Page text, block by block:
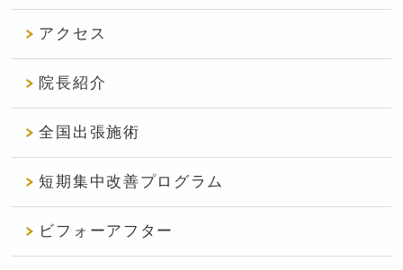
アクセス
院長紹介
全国出張施術
短期集中改善プログラム
ビフォーアフター